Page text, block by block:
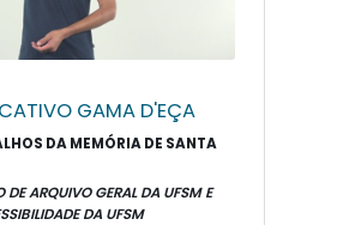
GAMA D'EÇA
DA MEMÓRIA DE SANTA
DE ARQUIVO GERAL DA UFSM E
DA UFSM